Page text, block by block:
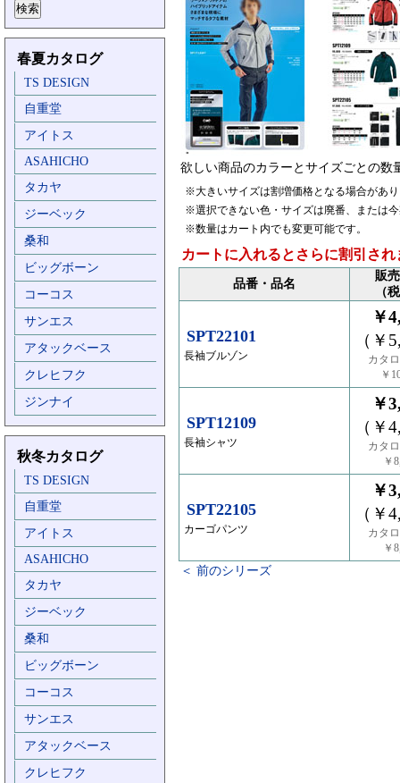
春夏カタログ
TS DESIGN
自重堂
アイトス
ASAHICHO
タカヤ
ジーベック
桑和
ビッグボーン
コーコス
サンエス
アタックベース
クレヒフク
ジンナイ
秋冬カタログ
TS DESIGN
自重堂
アイトス
ASAHICHO
タカヤ
ジーベック
桑和
ビッグボーン
コーコス
サンエス
アタックベース
クレヒフク
欲しい商品のカラーとサイズごとの数
※大きいサイズは割増価格となる場合があ
※選択できない色・サイズは廃番、または
※数量はカート内でも変更可能です。
カートに入れるとさらに割引され
品番・品名
販
（
SPT22101
長袖ブルゾン
￥
（￥
カタ
￥
SPT12109
長袖シャツ
￥
（￥
カタ
￥
SPT22105
カーゴパンツ
￥
（￥
カタ
￥
＜ 前のシリーズ